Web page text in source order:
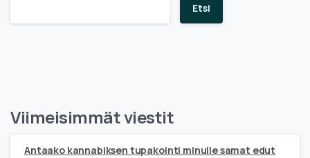
Etsi
Viimeisimmät viestit
Antaako kannabiksen tupakointi minulle samat edut